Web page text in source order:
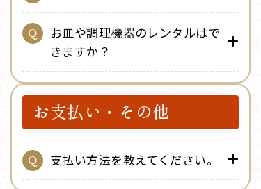
お皿や調理機器のレンタルはで
きますか？
お支払い・その他
支払い方法を教えてください。